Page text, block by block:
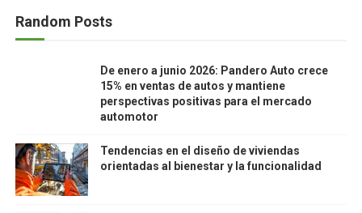
Random Posts
De enero a junio 2026: Pandero Auto crece
15% en ventas de autos y mantiene
perspectivas positivas para el mercado
automotor
Tendencias en el diseño de viviendas
orientadas al bienestar y la funcionalidad